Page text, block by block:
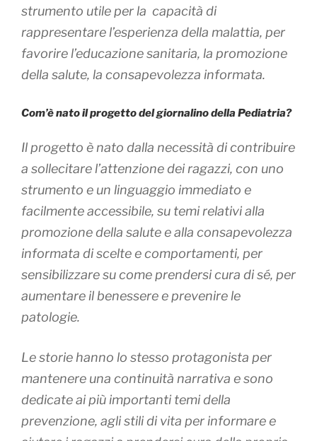
strumento utile per la capacità di
rappresentare l’esperienza della malattia, per
favorire l’educazione sanitaria, la promozione
della salute, la consapevolezza informata.
Com’è nato il progetto del giornalino della Pediatria?
Il progetto è nato dalla necessità di contribuire
a sollecitare l’attenzione dei ragazzi, con uno
strumento e un linguaggio immediato e
facilmente accessibile, su temi relativi alla
promozione della salute e alla consapevolezza
informata di scelte e comportamenti, per
sensibilizzare su come prendersi cura di sé, per
aumentare il benessere e prevenire le
patologie.
Le storie hanno lo stesso protagonista per
mantenere una continuità narrativa e sono
dedicate ai più importanti temi della
prevenzione, agli stili di vita per informare e